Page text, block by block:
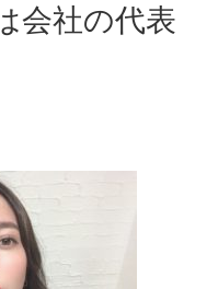
会社の代表